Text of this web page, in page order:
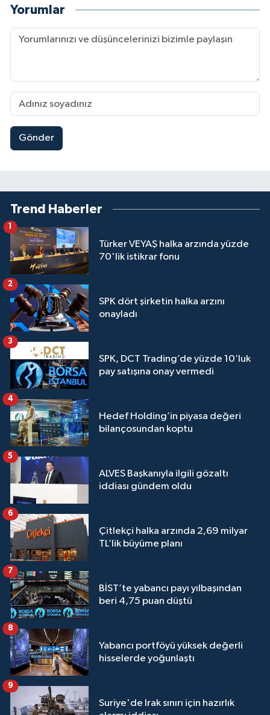
Yorumlar
Gönder
Trend Haberler
Türker VEYAŞ halka arzında yüzde
70'lik istikrar fonu
1
SPK dört şirketin halka arzını
onayladı
2
SPK, DCT Trading’de yüzde 10’luk
pay satışına onay vermedi
3
Hedef Holding’in piyasa değeri
bilançosundan koptu
4
ALVES Başkanıyla ilgili gözaltı
iddiası gündem oldu
5
Çitlekçi halka arzında 2,69 milyar
TL’lik büyüme planı
6
BİST’te yabancı payı yılbaşından
beri 4,75 puan düştü
7
Yabancı portföyü yüksek değerli
hisselerde yoğunlaştı
8
Suriye'de Irak sınırı için hazırlık
9